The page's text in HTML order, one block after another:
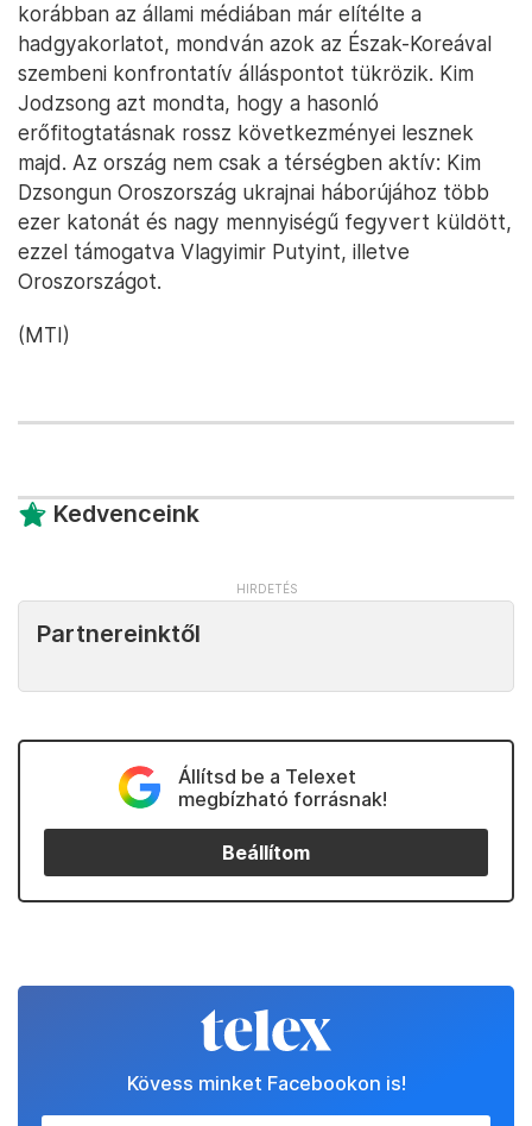
korábban az állami médiában már elítélte a
hadgyakorlatot, mondván azok az Észak-Koreával
szembeni konfrontatív álláspontot tükrözik. Kim
Jodzsong azt mondta, hogy a hasonló
erőfitogtatásnak rossz következményei lesznek
majd. Az ország nem csak a térségben aktív: Kim
Dzsongun Oroszország ukrajnai háborújához több
ezer katonát és nagy mennyiségű fegyvert küldött,
ezzel támogatva Vlagyimir Putyint, illetve
Oroszországot.
(MTI)
Kedvenceink
Partnereinktől
Állítsd be a Telexet
megbízható forrásnak!
Beállítom
Kövess minket Facebookon is!